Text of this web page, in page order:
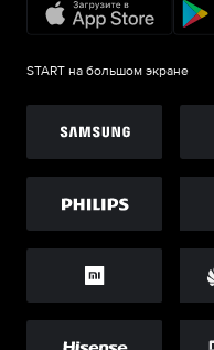
START на большом экране